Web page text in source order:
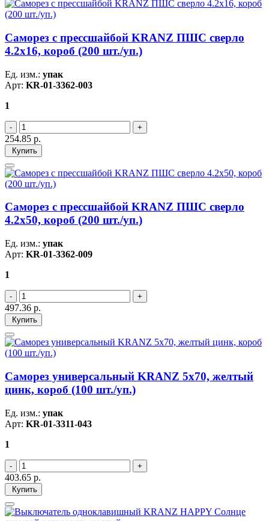
Саморез с прессшайбой KRANZ ПШС сверло
4.2х16, короб (200 шт./уп.)
Ед. изм.: упак
Арт: KR-01-3362-003
1
254.85 р.
Купить
Саморез с прессшайбой KRANZ ПШС сверло
4.2х50, короб (200 шт./уп.)
Ед. изм.: упак
Арт: KR-01-3362-009
1
497.36 р.
Купить
Саморез универсальный KRANZ 5х70, желтый
цинк, короб (100 шт./уп.)
Ед. изм.: упак
Арт: KR-01-3311-043
1
403.65 р.
Купить